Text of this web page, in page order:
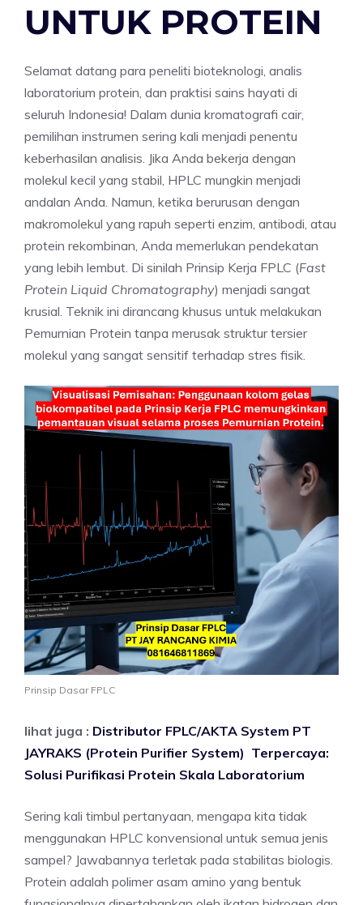
UNTUK PROTEIN
Selamat datang para peneliti bioteknologi, analis
laboratorium protein, dan praktisi sains hayati di
seluruh Indonesia! Dalam dunia kromatografi cair,
pemilihan instrumen sering kali menjadi penentu
keberhasilan analisis. Jika Anda bekerja dengan
molekul kecil yang stabil, HPLC mungkin menjadi
andalan Anda. Namun, ketika berurusan dengan
makromolekul yang rapuh seperti enzim, antibodi, atau
protein rekombinan, Anda memerlukan pendekatan
yang lebih lembut. Di sinilah Prinsip Kerja FPLC (Fast
Protein Liquid Chromatography) menjadi sangat
krusial. Teknik ini dirancang khusus untuk melakukan
Pemurnian Protein tanpa merusak struktur tersier
molekul yang sangat sensitif terhadap stres fisik.
Prinsip Dasar FPLC
lihat juga : Distributor FPLC/AKTA System PT
JAYRAKS (Protein Purifier System) Terpercaya:
Solusi Purifikasi Protein Skala Laboratorium
Sering kali timbul pertanyaan, mengapa kita tidak
menggunakan HPLC konvensional untuk semua jenis
sampel? Jawabannya terletak pada stabilitas biologis.
Protein adalah polimer asam amino yang bentuk